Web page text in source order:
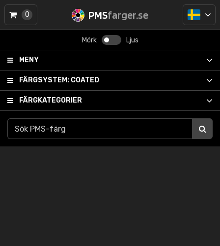
PMSfarger.se
Mörk Ljus
MENY
FÄRGSYSTEM: COATED
FÄRGKATEGORIER
0